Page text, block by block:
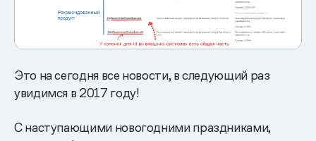
Это на сегодня все новости, в следующий раз
увидимся в 2017 году!
С наступающими новогодними праздниками,